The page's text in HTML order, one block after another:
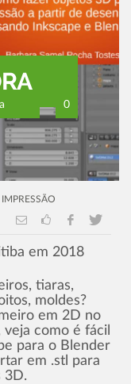
0
IMPRESSÃO
em 2018
tiaras,
moldes?
em 2D no
como é fácil
para o Blender
em .stl para
3D.